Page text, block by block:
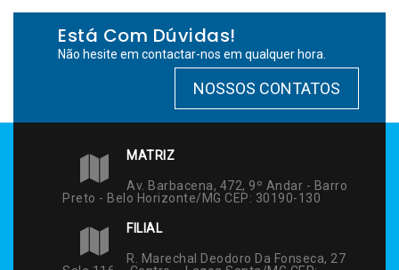
Está Com Dúvidas!
Não hesite em contactar-nos em qualquer hora.
NOSSOS CONTATOS
MATRIZ
Av. Barbacena, 472, 9º Andar - Barro
Preto - Belo Horizonte/MG CEP: 30190-130
FILIAL
R. Marechal Deodoro Da Fonseca, 27